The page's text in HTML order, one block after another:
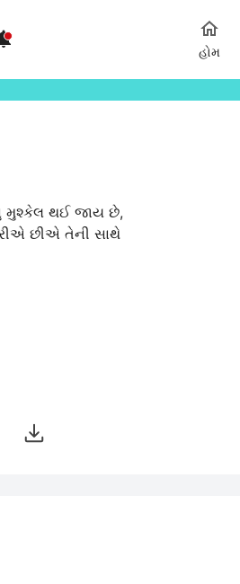
હોમ
મુશ્કેલ થઈ જાય છે,
છીએ તેની સાથે